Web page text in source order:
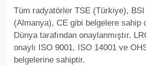
Tüm radyatörler TSE (Türkiye),
(Almanya), CE gibi belgelere sahip
Dünya tarafından onaylanmıştır.
onaylı ISO 9001, ISO 14001 ve
belgelerine sahiptir.